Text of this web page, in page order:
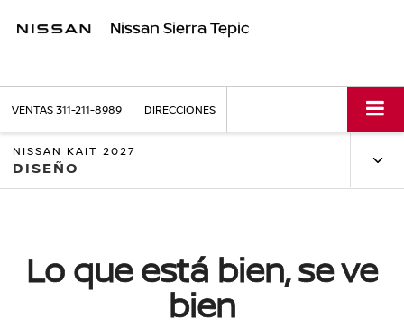
Nissan Sierra Tepic
VENTAS311-211-8989 DIRECCIONES
NISSAN KAIT 2027
DISEÑO
Lo que está bien, se ve
bien